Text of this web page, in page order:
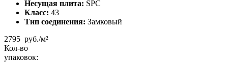
Несущая плита: SPC
Класс: 43
Тип соединения: Замковый
2795 руб./м²
Кол-во
упаковок: